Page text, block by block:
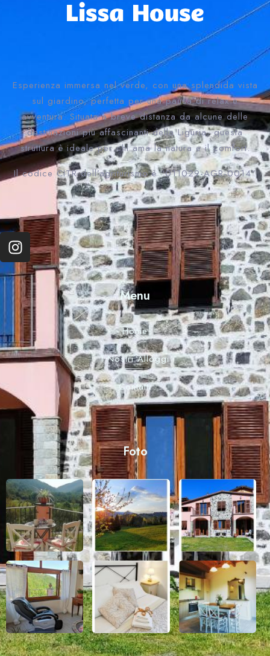
Esperienza immersa nel verde, con una splendida vista
sul giardino, perfetta per una pausa di relax e
avventura. Situata a breve distanza da alcune delle
destinazioni più affascinanti della Liguria, questa
struttura è ideale per chi ama la natura e il comfort.
Il codice CITR dell’agriturismo è “011029-AGR-0014”
Menu
Home
I Nostri Alloggi
Contatti
Foto